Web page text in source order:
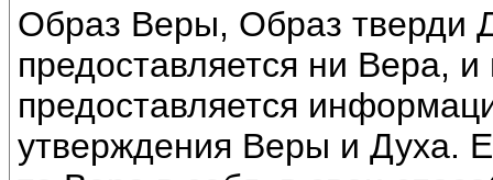
Образ Веры, Образ тверди
предоставляется ни Вера,
предоставляется
утверждения Веры и Духа.